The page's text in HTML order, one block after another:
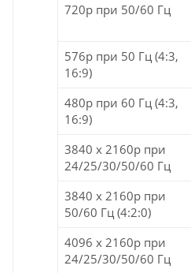
720p при 50/60 Гц
576p при 50 Гц (4:3,
16:9)
480p при 60 Гц (4:3,
16:9)
3840 x 2160p при
24/25/30/50/60 Гц
3840 x 2160p при
50/60 Гц (4:2:0)
4096 x 2160p при
24/25/30/50/60 Гц